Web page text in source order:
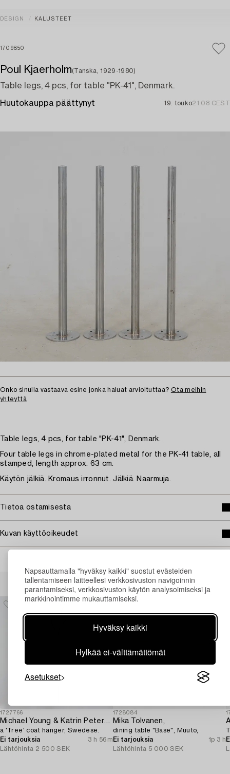
Napsauttamalla "hyväksy kaikki" suostut evästeiden
tallentamiseen laitteellesi verkkosivuston navigoinnin
parantamiseksi, verkkosivuston käytön analysoimiseksi ja
markkinointimme mukauttamiseksi.
Hyväksy kaikki
Hylkää ei-välttämättömät
Asetukset
DESIGN KALUSTEET
1709850
Poul Kjaerholm(Tanska, 1929-1980)
Table legs, 4 pcs, for table "PK-41", Denmark.
Huutokauppa päättynyt 19. touko21:08 CEST
Onko sinulla vastaava esine jonka haluat arvioituttaa? Ota meihin
yhteyttä
Table legs, 4 pcs, for table "PK-41", Denmark.
Four table legs in chrome-plated metal for the PK-41 table, all
stamped, length approx. 63 cm.
Käytön jälkiä. Kromaus irronnut. Jälkiä. Naarmuja.
Tietoa ostamisesta
Kuvan käyttöoikeudet
Muiden katsomia kohteita
1727766
Michael Young & Katrin Petersdottir,
a 'Tree' coat hanger, Swedese.
Ei tarjouksia
3 h 56m
Lähtöhinta 2 500 SEK
1728084
Mika Tolvanen,
dining table "Base", Muuto,
Ei tarjouksia
1p 3 h
Lähtöhinta 5 000 SEK